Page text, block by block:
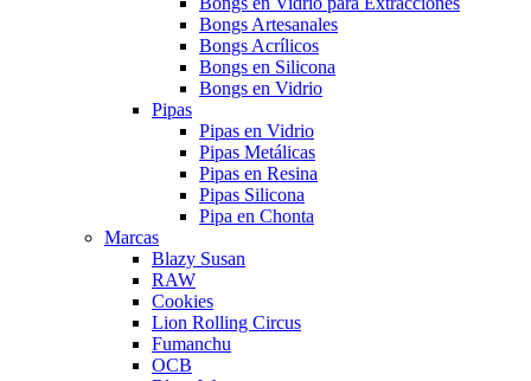
Bongs Artesanales
Bongs Acrílicos
Bongs en Silicona
Bongs en Vidrio
Pipas
Pipas en Vidrio
Pipas Metálicas
Pipas en Resina
Pipas Silicona
Pipa en Chonta
Marcas
Blazy Susan
RAW
Cookies
Lion Rolling Circus
Fumanchu
OCB